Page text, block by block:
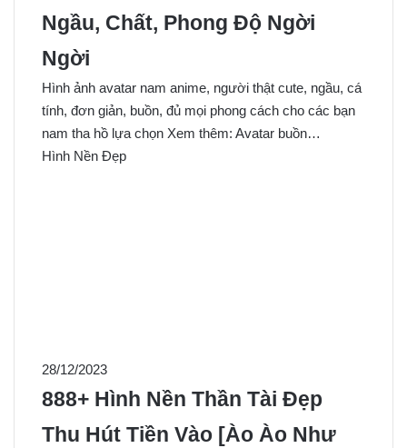
Ngầu, Chất, Phong Độ Ngời
Ngời
Hình ảnh avatar nam anime, người thật cute, ngầu, cá
tính, đơn giản, buồn, đủ mọi phong cách cho các bạn
nam tha hồ lựa chọn Xem thêm: Avatar buồn…
Hình Nền Đẹp
28/12/2023
888+ Hình Nền Thần Tài Đẹp
Thu Hút Tiền Vào [Ào Ào Như